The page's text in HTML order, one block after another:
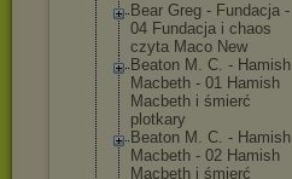
Bear Greg - Fundacja -
04 Fundacja i chaos
czyta Maco New
Beaton M. C. - Hamish
Macbeth - 01 Hamish
Macbeth i śmierć
plotkary
Beaton M. C. - Hamish
Macbeth - 02 Hamish
Macbeth i śmierć